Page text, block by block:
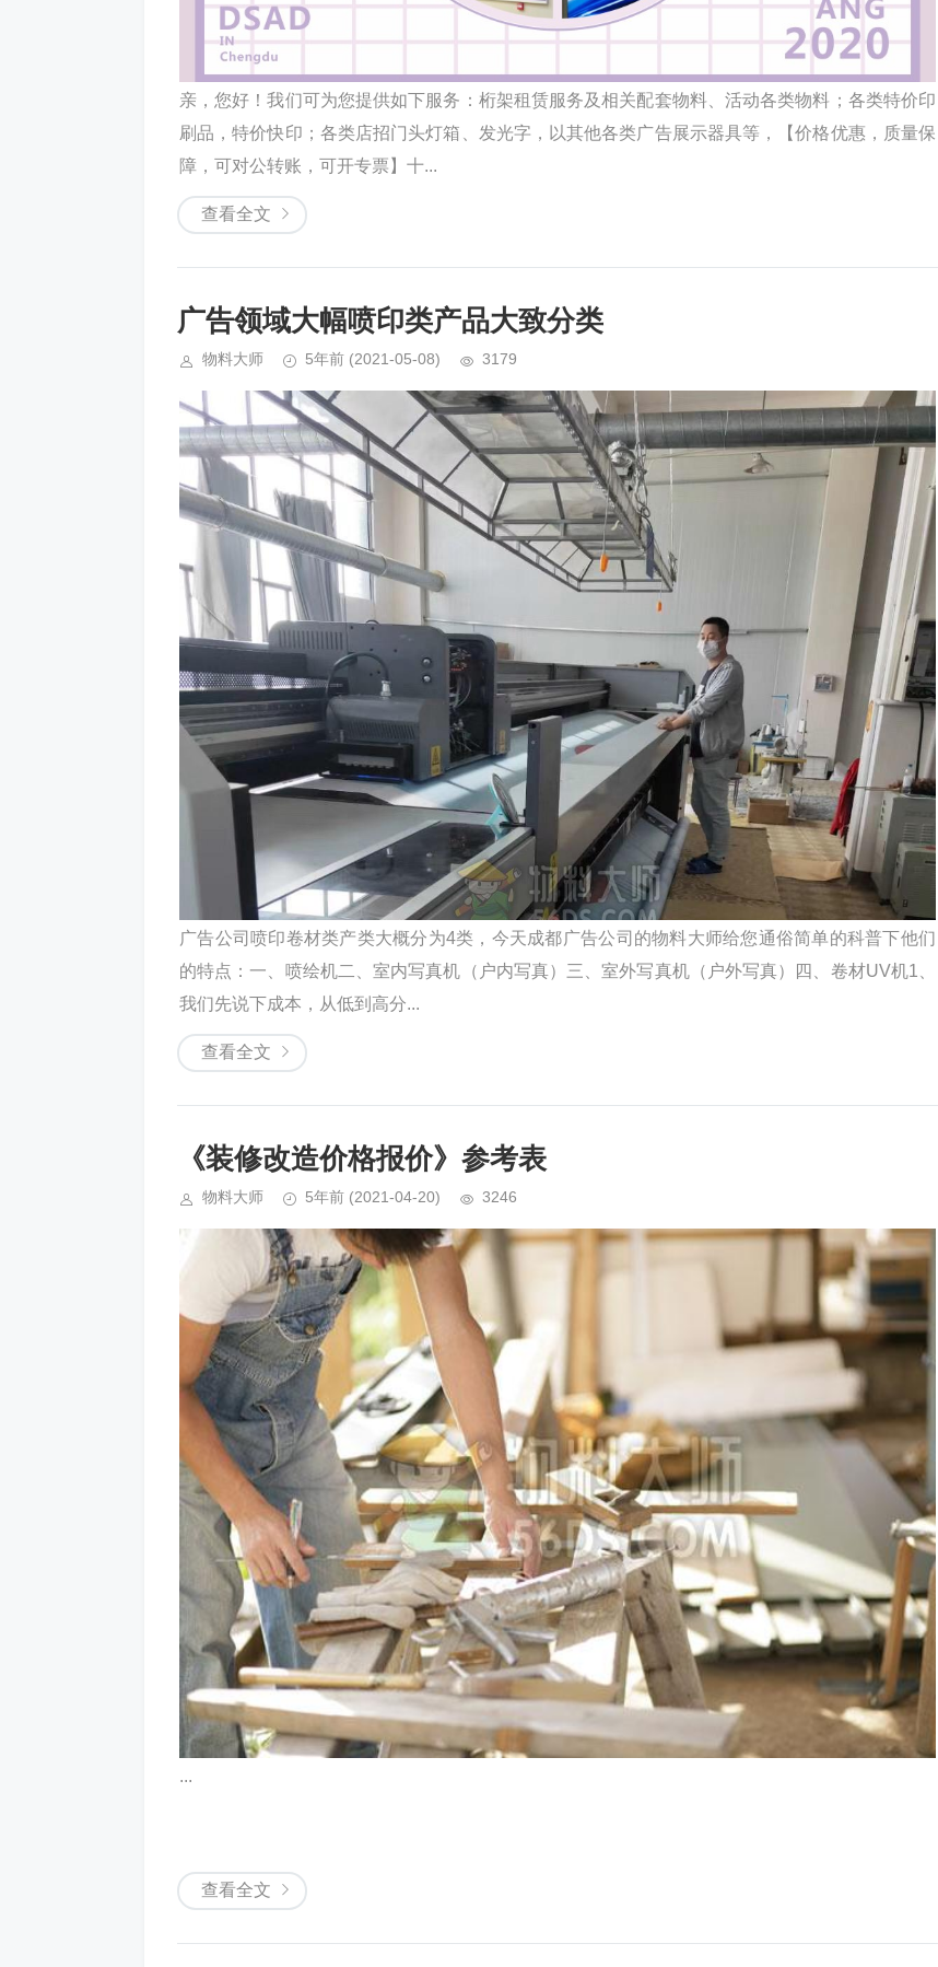
亲，您好！我们可为您提供如下服务：桁架租赁服务及相关配套物料、活动各类物料；各类特价印
刷品，特价快印；各类店招门头灯箱、发光字，以其他各类广告展示器具等，【价格优惠，质量保
障，可对公转账，可开专票】十...
查看全文
广告领域大幅喷印类产品大致分类
物料大师 5年前 (2021-05-08) 3179
广告公司喷印卷材类产类大概分为4类，今天成都广告公司的物料大师给您通俗简单的科普下他们
的特点：一、喷绘机二、室内写真机（户内写真）三、室外写真机（户外写真）四、卷材UV机1、
我们先说下成本，从低到高分...
查看全文
《装修改造价格报价》参考表
物料大师 5年前 (2021-04-20) 3246
...
查看全文